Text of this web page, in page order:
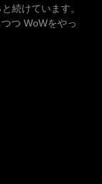
続けています。
つ WoWをやっ